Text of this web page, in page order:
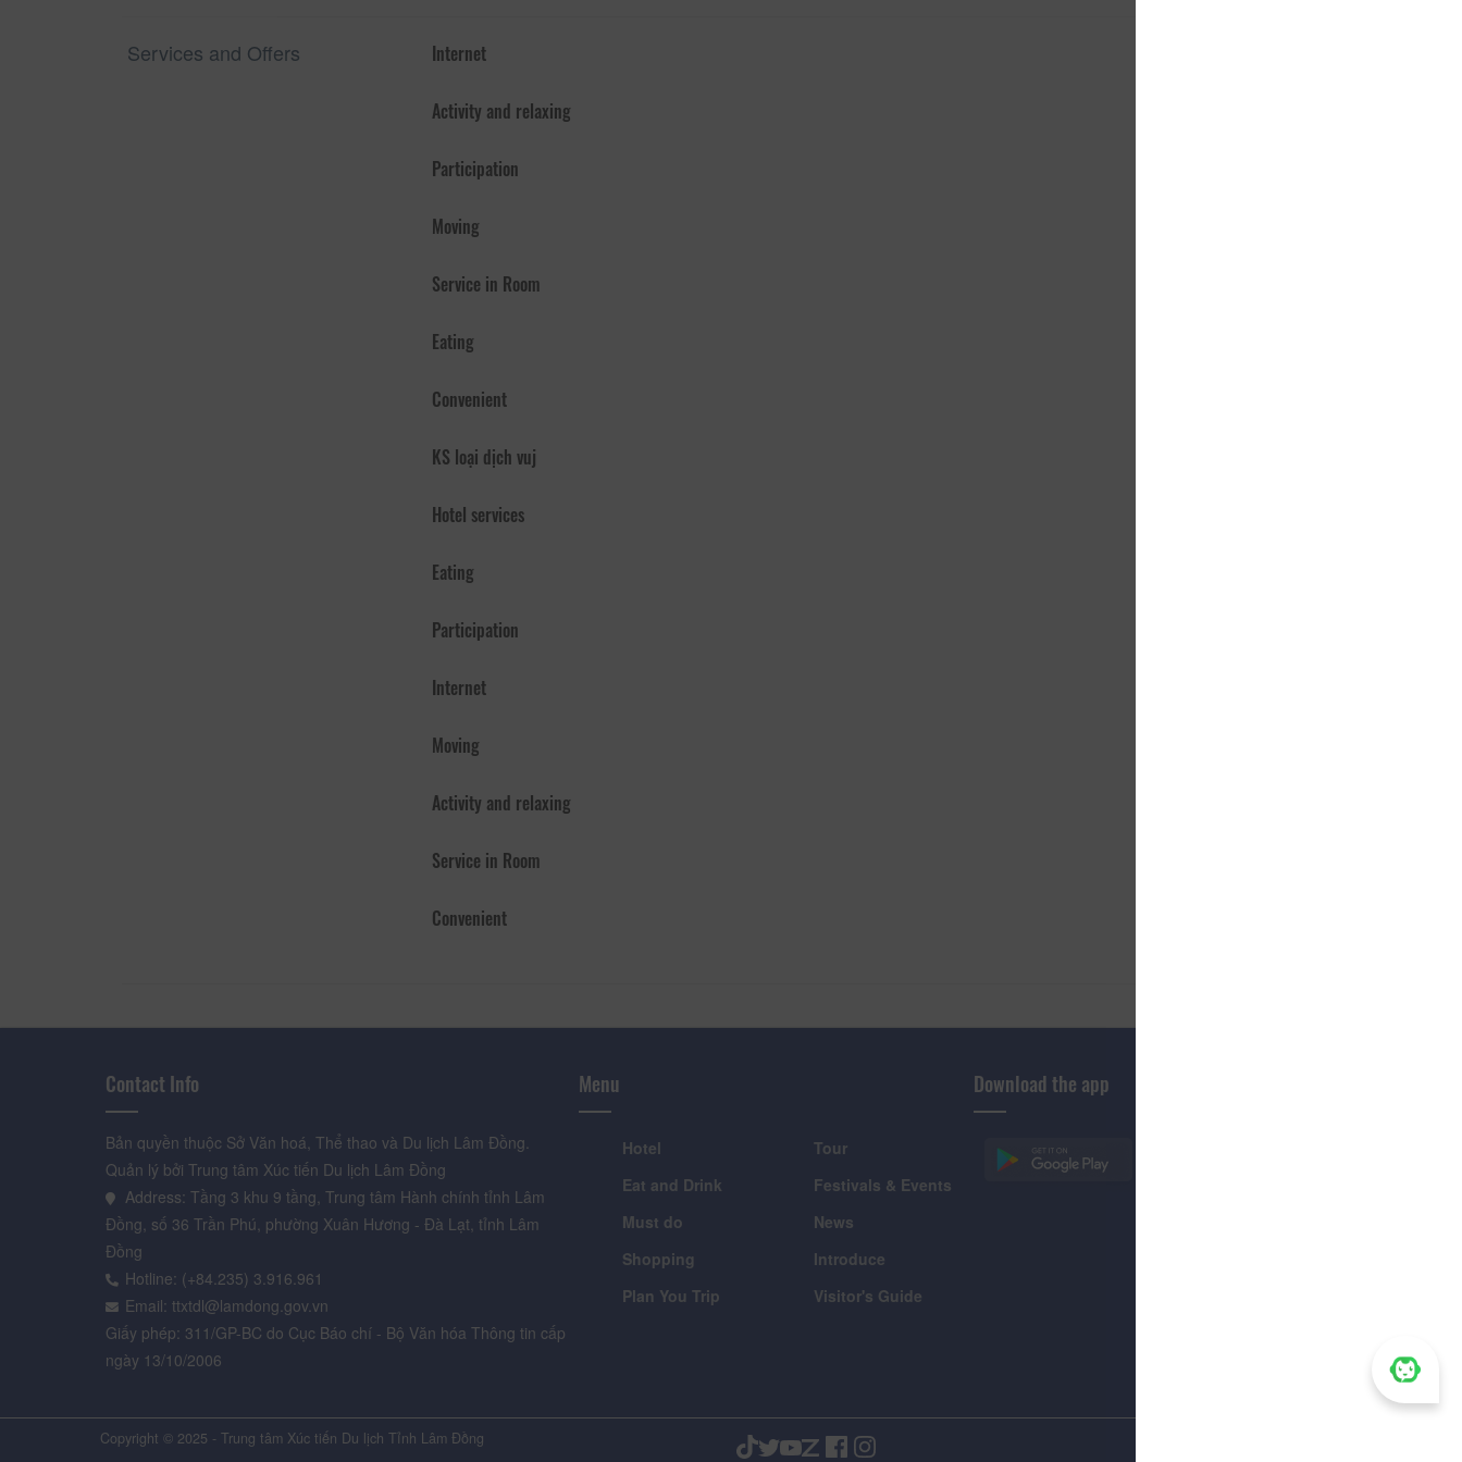
Services and Offers Internet
Activity and relaxing
Participation
Moving
Service in Room
Eating
Convenient
KS loại dịch vuj
Hotel services
Eating
Participation
Internet
Moving
Activity and relaxing
Service in Room
Convenient
Contact Info
Bản quyền thuộc Sở Văn hoá, Thể thao và Du lịch Lâm Đồng.
Quản lý bởi Trung tâm Xúc tiến Du lịch Lâm Đồng
Address: Tầng 3 khu 9 tầng, Trung tâm Hành chính tỉnh Lâm
Đồng, số 36 Trần Phú, phường Xuân Hương - Đà Lạt, tỉnh Lâm
Đồng
Hotline: (+84.235) 3.916.961
Email: ttxtdl@lamdong.gov.vn
Giấy phép: 311/GP-BC do Cục Báo chí - Bộ Văn hóa Thông tin cấp
ngày 13/10/2006
Menu
Hotel
Eat and Drink
Must do
Shopping
Plan You Trip
Tour
Festivals & Events
News
Introduce
Visitor's Guide
Download the app
Copyright © 2025 - Trung tâm Xúc tiến Du lịch Tỉnh Lâm Đồng